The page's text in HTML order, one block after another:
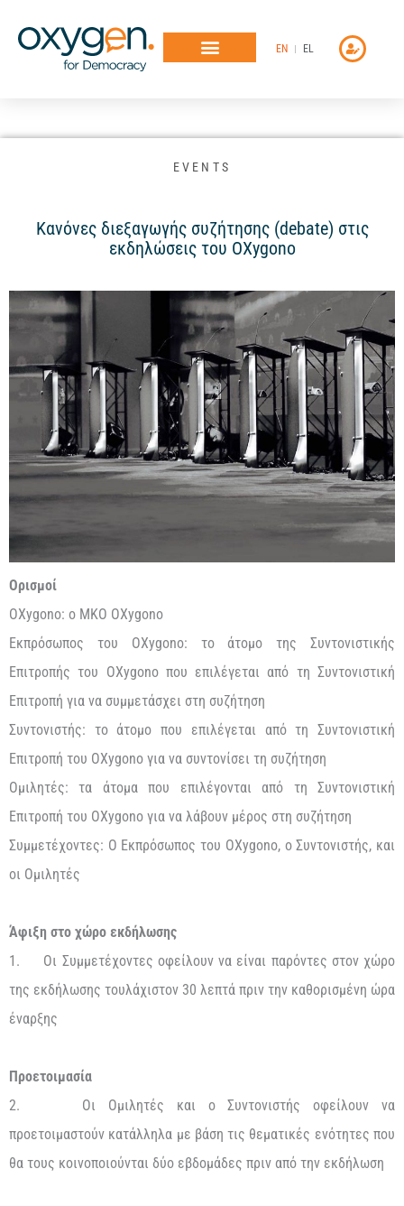
στο
περιεχόμενο
EN EL
EVENTS
Κανόνες διεξαγωγής συζήτησης (debate) στις
εκδηλώσεις του OXygono
Ορισμοί
OXygono: ο MKO OXygono
Εκπρόσωπος του OXygono: το άτομο της Συντονιστικής
Επιτροπής του OXygono που επιλέγεται από τη Συντονιστική
Επιτροπή για να συμμετάσχει στη συζήτηση
Συντονιστής: το άτομο που επιλέγεται από τη Συντονιστική
Επιτροπή του OXygono για να συντονίσει τη συζήτηση
Ομιλητές: τα άτομα που επιλέγονται από τη Συντονιστική
Επιτροπή του OXygono για να λάβουν μέρος στη συζήτηση
Συμμετέχοντες: Ο Εκπρόσωπος του OXygono, ο Συντονιστής, και
οι Ομιλητές
Άφιξη στο χώρο εκδήλωσης
1. Οι Συμμετέχοντες οφείλουν να είναι παρόντες στον χώρο
της εκδήλωσης τουλάχιστον 30 λεπτά πριν την καθορισμένη ώρα
έναρξης
Προετοιμασία
2. Οι Ομιλητές και ο Συντονιστής οφείλουν να
προετοιμαστούν κατάλληλα με βάση τις θεματικές ενότητες που
θα τους κοινοποιούνται δύο εβδομάδες πριν από την εκδήλωση